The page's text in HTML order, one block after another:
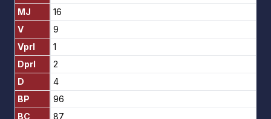
MJ
V
Vprl
Dprl
D
BP
BC
16
9
1
2
4
96
87